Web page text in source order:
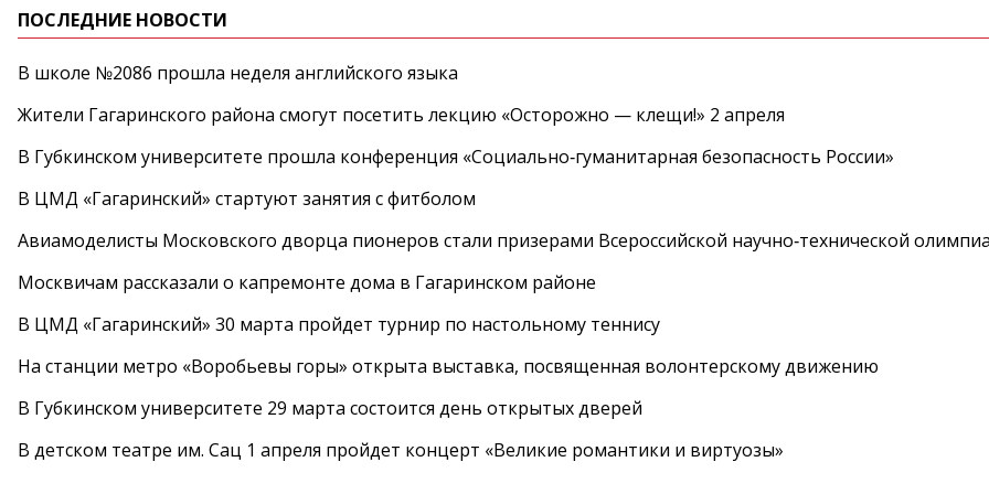
ПОСЛЕДНИЕ НОВОСТИ
В школе №2086 прошла неделя английского языка
Жители Гагаринского района смогут посетить лекцию «Осторожно — клещи!» 2 апреля
В Губкинском университете прошла конференция «Социально‑гуманитарная безопасность России»
В ЦМД «Гагаринский» стартуют занятия с фитболом
Авиамоделисты Московского дворца пионеров стали призерами Всероссийской научно‑технической
Москвичам рассказали о капремонте дома в Гагаринском районе
В ЦМД «Гагаринский» 30 марта пройдет турнир по настольному теннису
На станции метро «Воробьевы горы» открыта выставка, посвященная волонтерскому движению
В Губкинском университете 29 марта состоится день открытых дверей
В детском театре им. Сац 1 апреля пройдет концерт «Великие романтики и виртуозы»